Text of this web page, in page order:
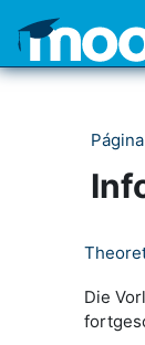
Salta al contenido
Die